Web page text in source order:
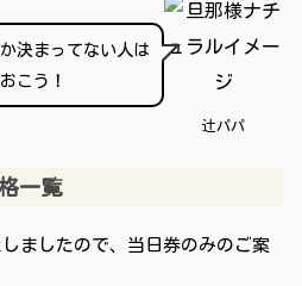
辻パパ
決まってない人は
こう！
一覧
ましたので、当日券のみのご案